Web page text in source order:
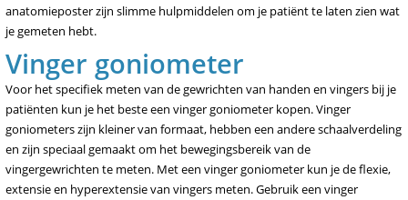
anatomieposter zijn slimme hulpmiddelen om je patiënt te laten zien wat
je gemeten hebt.
Vinger goniometer
Voor het specifiek meten van de gewrichten van handen en vingers bij je
patiënten kun je het beste een vinger goniometer kopen. Vinger
goniometers zijn kleiner van formaat, hebben een andere schaalverdeling
en zijn speciaal gemaakt om het bewegingsbereik van de
vingergewrichten te meten. Met een vinger goniometer kun je de flexie,
extensie en hyperextensie van vingers meten. Gebruik een vinger